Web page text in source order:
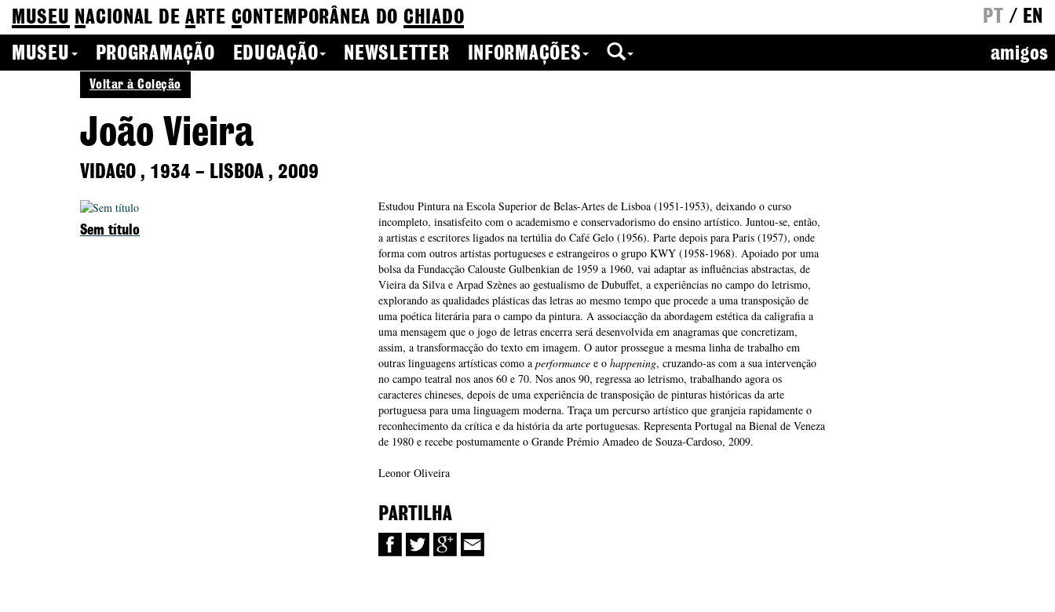
MUSEU NACIONAL DEA RTE CONTEMPORÂNEA DO CHIADO PT / EN
MUSEU
PROGRAMAÇÃO EDUCAÇÃO NEWSLETTER INFORMAÇÕES amigos
Voltar à Coleção
João Vieira
VIDAGO , 1934 – LISBOA , 2009
Estudou Pintura na Escola Superior de Belas-Artes de Lisboa (1951-1953), deixando o curso
incompleto, insatisfeito com o academismo e conservadorismo do ensino artístico. Juntou-se, então,
a artistas e escritores ligados na tertúlia do Café Gelo (1956). Parte depois para Paris (1957), onde
forma com outros artistas portugueses e estrangeiros o grupo KWY (1958-1968). Apoiado por uma
bolsa da Fundacção Calouste Gulbenkian de 1959 a 1960, vai adaptar as influências abstractas, de
Vieira da Silva e Arpad Szènes ao gestualismo de Dubuffet, a experiências no campo do letrismo,
explorando as qualidades plásticas das letras ao mesmo tempo que procede a uma transposição de
uma poética literária para o campo da pintura. A associacção da abordagem estética da caligrafia a
uma mensagem que o jogo de letras encerra será desenvolvida em anagramas que concretizam,
assim, a transformacção do texto em imagem. O autor prossegue a mesma linha de trabalho em
outras linguagens artísticas como a performance e o happening, cruzando-as com a sua intervenção
no campo teatral nos anos 60 e 70. Nos anos 90, regressa ao letrismo, trabalhando agora os
caracteres chineses, depois de uma experiência de transposição de pinturas históricas da arte
portuguesa para uma linguagem moderna. Traça um percurso artístico que granjeia rapidamente o
reconhecimento da crítica e da história da arte portuguesas. Representa Portugal na Bienal de Veneza
de 1980 e recebe postumamente o Grande Prémio Amadeo de Souza-Cardoso, 2009.
Leonor Oliveira
PARTILHA
Sem título